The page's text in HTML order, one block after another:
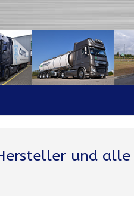
und alle